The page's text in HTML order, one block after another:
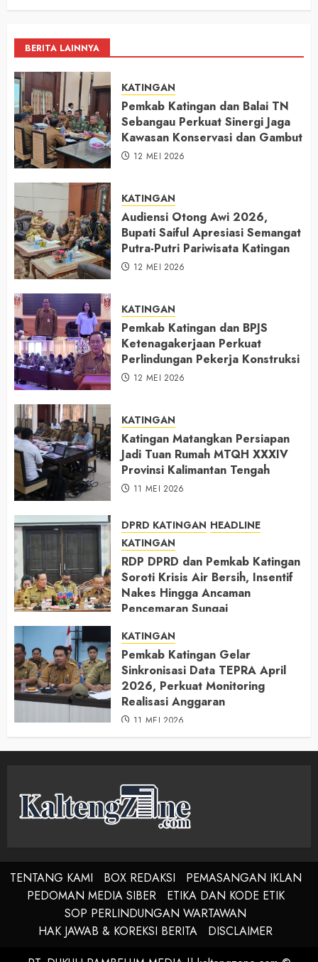
BERITA LAINNYA
KATINGAN
Pemkab Katingan dan Balai TN
Sebangau Perkuat Sinergi Jaga
Kawasan Konservasi dan Gambut
12 MEI 2026
KATINGAN
Audiensi Otong Awi 2026,
Bupati Saiful Apresiasi Semangat
Putra-Putri Pariwisata Katingan
12 MEI 2026
KATINGAN
Pemkab Katingan dan BPJS
Ketenagakerjaan Perkuat
Perlindungan Pekerja Konstruksi
12 MEI 2026
KATINGAN
Katingan Matangkan Persiapan
Jadi Tuan Rumah MTQH XXXIV
Provinsi Kalimantan Tengah
11 MEI 2026
DPRD KATINGAN HEADLINE
KATINGAN
RDP DPRD dan Pemkab Katingan
Soroti Krisis Air Bersih, Insentif
Nakes Hingga Ancaman
Pencemaran Sungai
KATINGAN
Pemkab Katingan Gelar
Sinkronisasi Data TEPRA April
2026, Perkuat Monitoring
Realisasi Anggaran
11 MEI 2026
TENTANG KAMI BOX REDAKSI
PEMASANGAN IKLAN
PEDOMAN MEDIA SIBER
ETIKA DAN KODE ETIK
SOP PERLINDUNGAN WARTAWAN
HAK JAWAB & KOREKSI BERITA
DISCLAIMER